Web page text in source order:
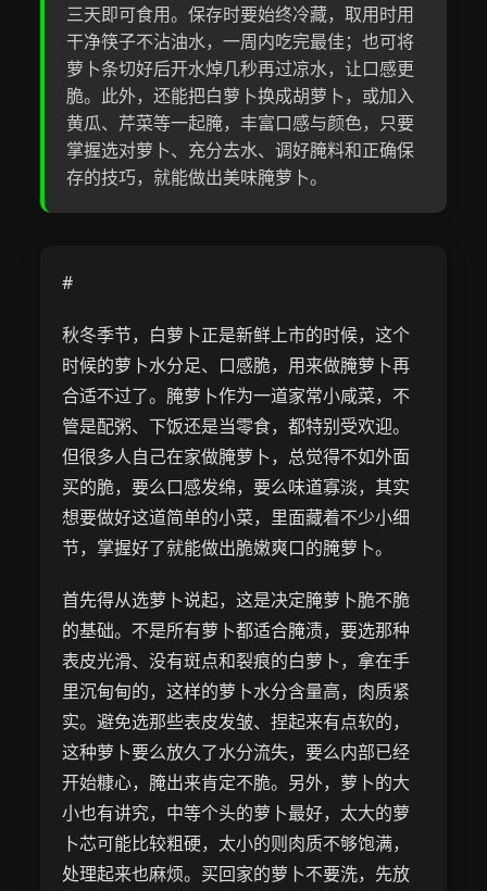
三天即可食用。保存时要始终冷藏，取用时用
干净筷子不沾油水，一周内吃完最佳；也可将
萝卜条切好后开水焯几秒再过凉水，让口感更
脆。此外，还能把白萝卜换成胡萝卜，或加入
黄瓜、芹菜等一起腌，丰富口感与颜色，只要
掌握选对萝卜、充分去水、调好腌料和正确保
存的技巧，就能做出美味腌萝卜。
#
秋冬季节，白萝卜正是新鲜上市的时候，这个
时候的萝卜水分足、口感脆，用来做腌萝卜再
合适不过了。腌萝卜作为一道家常小咸菜，不
管是配粥、下饭还是当零食，都特别受欢迎。
但很多人自己在家做腌萝卜，总觉得不如外面
买的脆，要么口感发绵，要么味道寡淡，其实
想要做好这道简单的小菜，里面藏着不少小细
节，掌握好了就能做出脆嫩爽口的腌萝卜。
首先得从选萝卜说起，这是决定腌萝卜脆不脆
的基础。不是所有萝卜都适合腌渍，要选那种
表皮光滑、没有斑点和裂痕的白萝卜，拿在手
里沉甸甸的，这样的萝卜水分含量高，肉质紧
实。避免选那些表皮发皱、捏起来有点软的，
这种萝卜要么放久了水分流失，要么内部已经
开始糠心，腌出来肯定不脆。另外，萝卜的大
小也有讲究，中等个头的萝卜最好，太大的萝
卜芯可能比较粗硬，太小的则肉质不够饱满，
处理起来也麻烦。买回家的萝卜不要洗，先放